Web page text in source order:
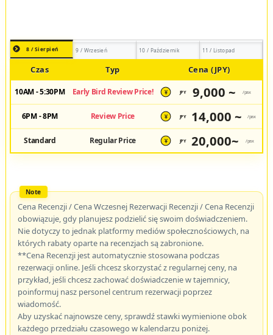
8 / Sierpień 9 / Wrzesień 10 / Październik 11 / Listopad
Czas Typ Cena (JPY)
10AM - 5:30PM Early Bird Review Price! ¥ JPY 9,000 ~ /pax
6PM - 8PM Review Price ¥ JPY 14,000 ~ /pax
Standard Regular Price ¥ JPY 20,000~ /pax
Cena Recenzji / Cena Wczesnej Rezerwacji Recenzji / Cena Recenzji
obowiązuje, gdy planujesz podzielić się swoim doświadczeniem.
Nie dotyczy to jednak platformy mediów społecznościowych, na
których rabaty oparte na recenzjach są zabronione.
**Cena Recenzji jest automatycznie stosowana podczas
rezerwacji online. Jeśli chcesz skorzystać z regularnej ceny, na
przykład, jeśli chcesz zachować doświadczenie w tajemnicy,
poinformuj nasz personel centrum rezerwacji poprzez
wiadomość.
Aby uzyskać najnowsze ceny, sprawdź stawki wymienione obok
każdego przedziału czasowego w kalendarzu poniżej.